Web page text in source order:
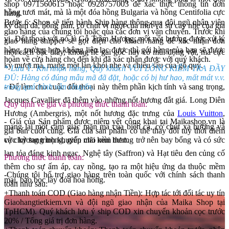
hồng tươi mát, mà là một đóa hồng Bulgaria và hồng Centifolia cực
kỳ đậm đà, nồng nàn, có chút vị ngọt của mứt và sự cay nhẹ của gia
vị. Đối thoại với nó là Gỗ Trầm Hương, một nốt hương được xử lý
một cách bậc thầy, không hề gai góc hay có mùi động vật, mà cực
kỳ mượt mà, mang một làn khói nhẹ và chiều sâu của gỗ quý.
- Để làm cho cuộc đối thoại này thêm phần kịch tính và sang trọng,
Jacques Cavallier đã thêm vào những nốt hương đắt giá. Long Diên
Hương (Ambergris), một nốt hương đặc trưng của Louis Vuitton,
mang lại một cảm giác mặn mà của biển cả, có chút xạ hương và
cực kỳ sang trọng, giúp cho mùi hương trở nên bay bổng và có sức
lan tỏa đáng kinh ngạc. Nghệ tây (Saffron) và Hạt tiêu đen củng cố
thêm cho sự ấm áp, cay nồng, tạo ra một hiệu ứng da thuộc mềm
mại, bao bọc lấy đóa hoa hồng.
shop 0971560615 hoặc 0928757003 để xác thực thông tin đơn
hàng.
Bước 6: Shop sẽ tiến hành Ship hàng thông qua đội ngũ nhân viên
giao hàng của chúng tôi hoặc qua các đơn vị vận chuyển. Trước khi
giao hàng shipper sẽ gọi điện cho khách hàng để xác nhận đơn
hàng, trường hợp không liên lạc được thì gói hàng của bạn sẽ được
hoàn về cửa hàng cho đến khi đã xác nhận được với quý khách.
* Lưu Ý: Khi nhận hàng, Quý khách VUI LÒNG KIỂM TRA ĐẦY
ĐỦ: Hàng có đúng mẫu mã đã đặt, hoặc có bị hư hao, mất mát v.v.
trong quá trình vận chuyển.
Quy định về giá và phương thức thanh toán:
- Giá của Sản phẩm được niêm yết công khai tại Maikashop.vn là
giá bán cuối cùng. Giá của sản phẩm có thể thay đổi tùy thời điểm
và chương trình khuyến mãi kèm theo.
Phương thức thanh toán:
-Chúng tôi hổ trợ giao hàng trên toàn quốc với chính sách thanh
toán như sau:
+Thanh toán COD (Giao hàng nhận Tiền): Hợp tác tới đối tác uy tín
Giaohangtietkiem.vn và đội ngũ giao nhận của Maika Shop tại
TpHCM). Quý khách lưu ý ship COD xin chuyển khoản cọc trước
20% / Tổng giá trị đơn hàng.